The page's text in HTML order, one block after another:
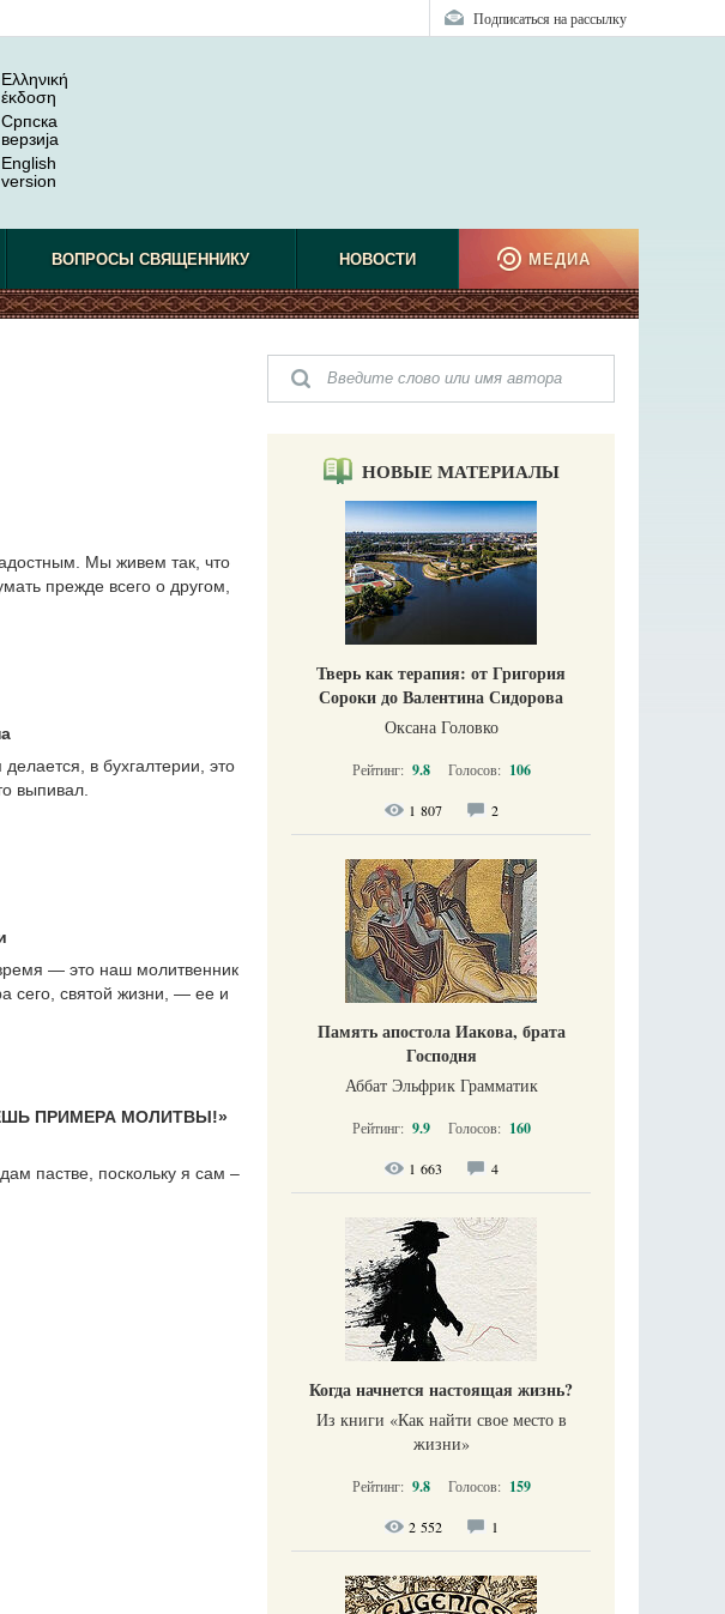
Подписаться на рассылку
Ελληνική
έκδοση
Српска
верзиjа
English
version
ВОПРОСЫ СВЯЩЕННИКУ НОВОСТИ МЕДИА
Мы живем так, что
прежде всего о другом,
в бухгалтерии, это
выпивал.
— это наш молитвенник
сего, святой жизни, — ее и
ПРИМЕРА МОЛИТВЫ!»
пастве, поскольку я сам –
НОВЫЕ МАТЕРИАЛЫ
Тверь как терапия: от Григория
Сороки до Валентина Сидорова
Оксана Головко
Рейтинг: 9.8 Голосов: 106
1 807 2
Память апостола Иакова, брата
Господня
Аббат Эльфрик Грамматик
Рейтинг: 9.9 Голосов: 160
1 663 4
Когда начнется настоящая жизнь?
Из книги «Как найти свое место в
жизни​»
Рейтинг: 9.8 Голосов: 159
2 552 1